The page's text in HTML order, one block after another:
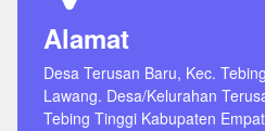
Alamat
Desa Terusan Baru, Kec.
Lawang. Desa/Kelurahan
Tebing Tinggi Kabupaten